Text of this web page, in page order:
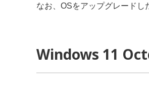
なお、OSをアップグレードし
Windows 11